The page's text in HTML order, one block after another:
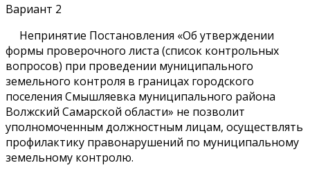
Вариант 2
Непринятие Постановления «Об утверждении
формы проверочного листа (список контрольных
вопросов) при проведении муниципального
земельного контроля в границах городского
поселения Смышляевка муниципального района
Волжский Самарской области» не позволит
уполномоченным должностным лицам, осуществлять
профилактику правонарушений по муниципальному
земельному контролю.